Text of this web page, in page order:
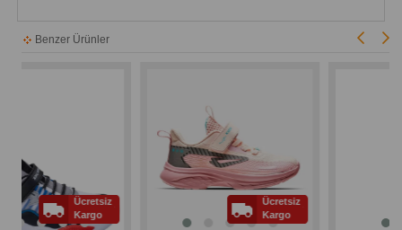
Benzer Ürünler
Ücretsiz
Kargo
Ücretsiz
Kargo